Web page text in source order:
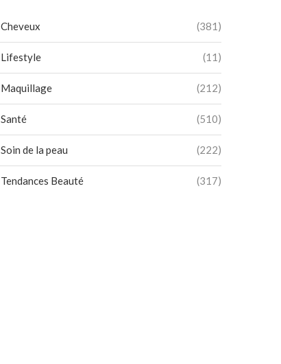
Cheveux (381)
Lifestyle (11)
Maquillage (212)
Santé (510)
Soin de la peau (222)
Tendances Beauté (317)